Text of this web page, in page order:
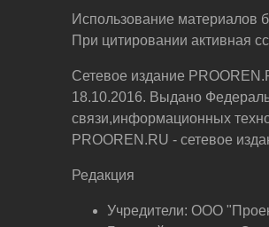
Использование материалов
При цитировании активная
Сетевое издание
18.10.2016. Выдано
связи,информационных
PROOREN.RU - сетевое
Редакция
Учредители: ООО